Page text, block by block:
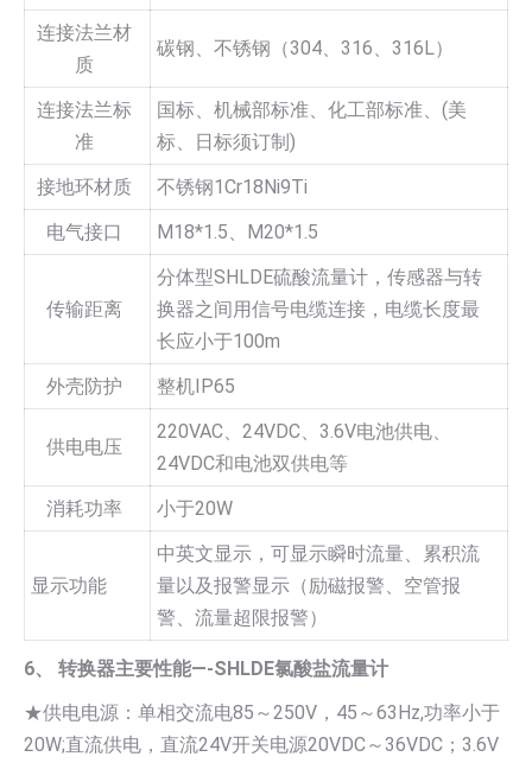
连接法兰材
质
碳钢、不锈钢（304、316、316L）
连接法兰标
准
国标、机械部标准、化工部标准、(美
标、日标须订制)
接地环材质
不锈钢1Cr18Ni9Ti
电气接口
M18*1.5、M20*1.5
传输距离
分体型SHLDE硫酸流量计，传感器与转
换器之间用信号电缆连接，电缆长度最
长应小于100m
外壳防护
整机IP65
供电电压
220VAC、24VDC、3.6V电池供电、
24VDC和电池双供电等
消耗功率
小于20W
显示功能
中英文显示，可显示瞬时流量、累积流
量以及报警显示（励磁报警、空管报
警、流量超限报警）
6、 转换器主要性能—-SHLDE氯酸盐流量计
★供电电源：单相交流电85～250V，45～63Hz,功率小于
20W;直流供电，直流24V开关电源20VDC～36VDC；3.6V